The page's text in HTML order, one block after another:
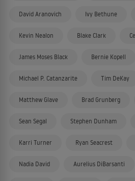
David Aranovich Ivy Bethune
Kevin Nealon Blake Clark
James Moses Black Bernie Kopell
Michael P. Catanzarite Tim DeKay
Matthew Glave Brad Grunberg
Sean Segal Stephen Dunham
Karri Turner Ryan Seacrest
Nadia David Aurelius DiBarsanti